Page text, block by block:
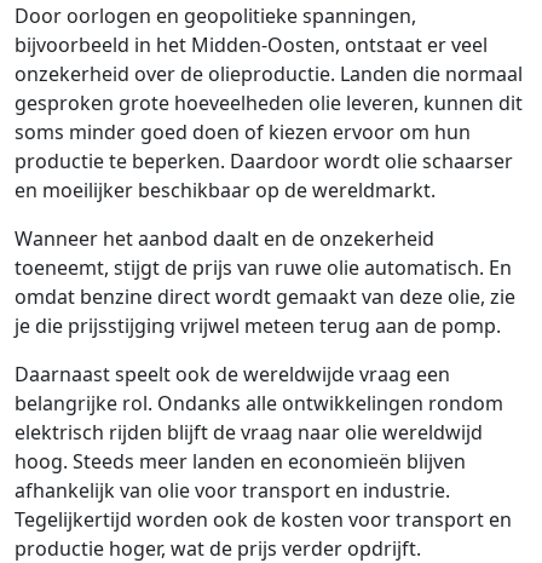
Door oorlogen en geopolitieke spanningen,
bijvoorbeeld in het Midden-Oosten, ontstaat er veel
onzekerheid over de olieproductie. Landen die normaal
gesproken grote hoeveelheden olie leveren, kunnen dit
soms minder goed doen of kiezen ervoor om hun
productie te beperken. Daardoor wordt olie schaarser
en moeilijker beschikbaar op de wereldmarkt.
Wanneer het aanbod daalt en de onzekerheid
toeneemt, stijgt de prijs van ruwe olie automatisch. En
omdat benzine direct wordt gemaakt van deze olie, zie
je die prijsstijging vrijwel meteen terug aan de pomp.
Daarnaast speelt ook de wereldwijde vraag een
belangrijke rol. Ondanks alle ontwikkelingen rondom
elektrisch rijden blijft de vraag naar olie wereldwijd
hoog. Steeds meer landen en economieën blijven
afhankelijk van olie voor transport en industrie.
Tegelijkertijd worden ook de kosten voor transport en
productie hoger, wat de prijs verder opdrijft.